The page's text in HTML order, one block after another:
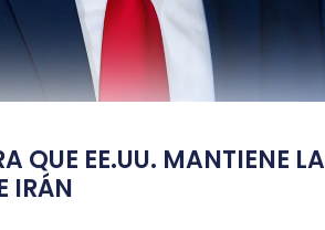
QUE EE.UU. MANTIENE LA
IRÁN